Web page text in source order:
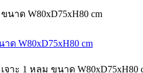
ด W80xD75xH80 cm